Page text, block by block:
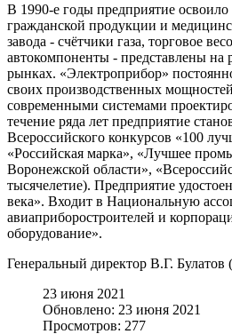
В 1990-е годы предприятие
гражданской продукции и
завода - счётчики газа, торговое
автокомпоненты - представлены на
рынках. «Электроприбор»
своих производственных
современными системами
течение ряда лет предприятие
Всероссийского конкурсов «100
«Российская марка», «Лучшее
Воронежской области»,
тысячелетие). Предприятие
века». Входит в Национальную
авиаприборостроителей и
оборудование».
Генеральный директор В.Г. Булатов
23 июня 2021
Обновлено: 23 июня 2021
Просмотров: 277